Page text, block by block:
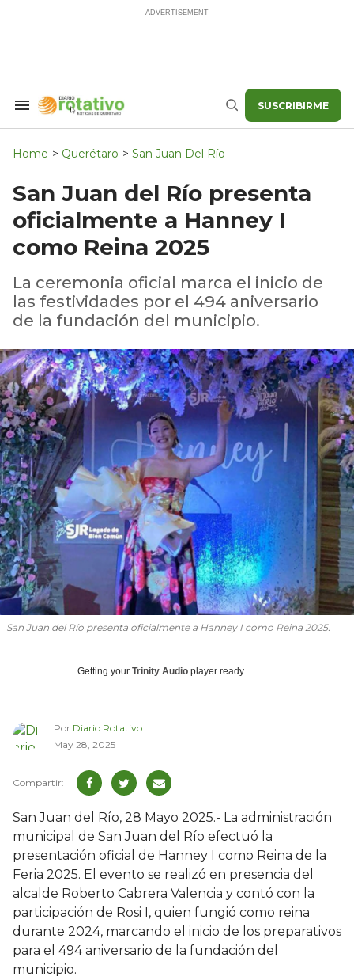
Search
Navigation
Buscar SUSCRIBIRME
Home > Querétaro > San Juan Del Río
San Juan del Río presenta
oficialmente a Hanney I
como Reina 2025
La ceremonia oficial marca el inicio de
las festividades por el 494 aniversario
de la fundación del municipio.
San Juan del Río presenta oficialmente a Hanney I como Reina 2025.
Getting your Trinity Audio player ready...
Por Diario Rotativo
May 28, 2025
San Juan del Río, 28 Mayo 2025.- La administración
municipal de San Juan del Río efectuó la
presentación oficial de Hanney I como Reina de la
Feria 2025. El evento se realizó en presencia del
alcalde Roberto Cabrera Valencia y contó con la
participación de Rosi I, quien fungió como reina
durante 2024, marcando el inicio de los preparativos
para el 494 aniversario de la fundación del
municipio.